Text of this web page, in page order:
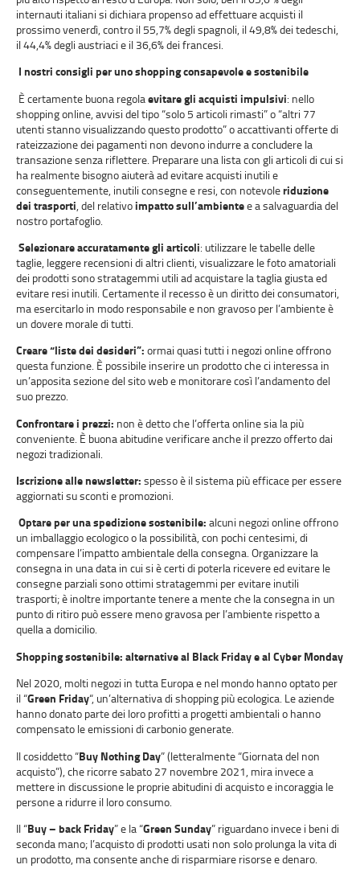
internauti italiani si dichiara propenso ad effettuare acquisti il
prossimo venerdì, contro il 55,7% degli spagnoli, il 49,8% dei tedeschi,
il 44,4% degli austriaci e il 36,6% dei francesi.
I nostri consigli per uno shopping consapevole e sostenibile
È certamente buona regola evitare gli acquisti impulsivi: nello
shopping online, avvisi del tipo “solo 5 articoli rimasti” o “altri 77
utenti stanno visualizzando questo prodotto” o accattivanti offerte di
rateizzazione dei pagamenti non devono indurre a concludere la
transazione senza riflettere. Preparare una lista con gli articoli di cui si
ha realmente bisogno aiuterà ad evitare acquisti inutili e
conseguentemente, inutili consegne e resi, con notevoleriduzione
dei trasporti , del relativoimpatto sull’ambientee a salvaguardia del
nostro portafoglio.
Selezionare accuratamente gli articoli: utilizzare le tabelle delle
taglie, leggere recensioni di altri clienti, visualizzare le foto amatoriali
dei prodotti sono stratagemmi utili ad acquistare la taglia giusta ed
evitare resi inutili. Certamente il recesso è un diritto dei consumatori,
ma esercitarlo in modo responsabile e non gravoso per l’ambiente è
un dovere morale di tutti.
Creare “liste dei desideri”: ormai quasi tutti i negozi online offrono
questa funzione. È possibile inserire un prodotto che ci interessa in
un’apposita sezione del sito web e monitorare così l’andamento del
suo prezzo.
Confrontare i prezzi: non è detto che l’offerta online sia la più
conveniente. È buona abitudine verificare anche il prezzo offerto dai
negozi tradizionali.
Iscrizione alle newsletter: spesso è il sistema più efficace per essere
aggiornati su sconti e promozioni.
Optare per una spedizione sostenibile: alcuni negozi online offrono
un imballaggio ecologico o la possibilità, con pochi centesimi, di
compensare l’impatto ambientale della consegna. Organizzare la
consegna in una data in cui si è certi di poterla ricevere ed evitare le
consegne parziali sono ottimi stratagemmi per evitare inutili
trasporti; è inoltre importante tenere a mente che la consegna in un
punto di ritiro può essere meno gravosa per l’ambiente rispetto a
quella a domicilio.
Shopping sostenibile: alternative al Black Friday e al Cyber Monday
Nel 2020, molti negozi in tutta Europa e nel mondo hanno optato per
il “Green Friday“, un’alternativa di shopping più ecologica. Le aziende
hanno donato parte dei loro profitti a progetti ambientali o hanno
compensato le emissioni di carbonio generate.
Il cosiddetto “Buy Nothing Day” (letteralmente “Giornata del non
acquisto”), che ricorre sabato 27 novembre 2021, mira invece a
mettere in discussione le proprie abitudini di acquisto e incoraggia le
persone a ridurre il loro consumo.
Il “Buy – back Friday” e la “Green Sunday” riguardano invece i beni di
seconda mano; l’acquisto di prodotti usati non solo prolunga la vita di
un prodotto, ma consente anche di risparmiare risorse e denaro.